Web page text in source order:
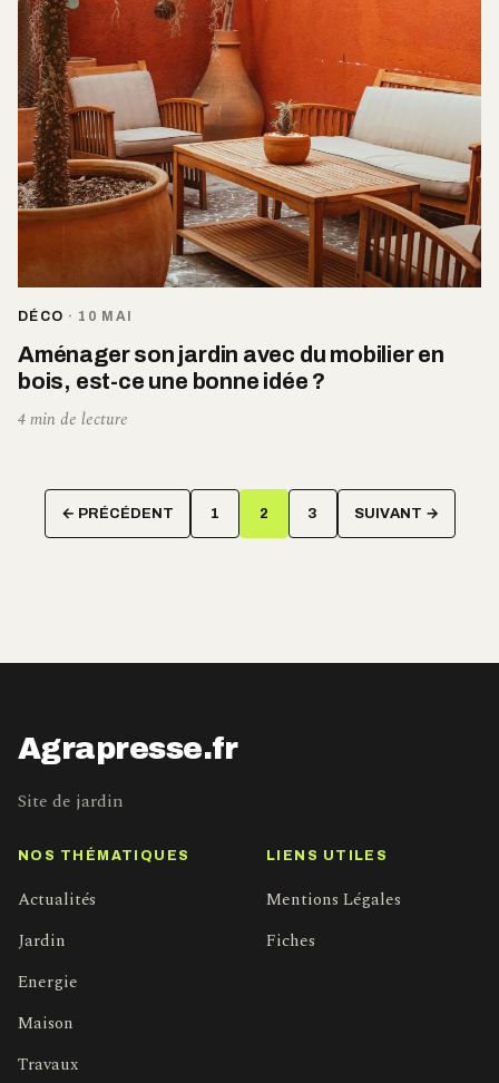
DÉCO · 10 MAI
Aménager son jardin avec du mobilier en
bois, est-ce une bonne idée ?
4 min de lecture
Pagination
des
← PRÉCÉDENT 1 2 3 SUIVANT →
Agrapresse.fr
Site de jardin
NOS THÉMATIQUES
Actualités
Jardin
Energie
Maison
Travaux
LIENS UTILES
Mentions Légales
Fiches